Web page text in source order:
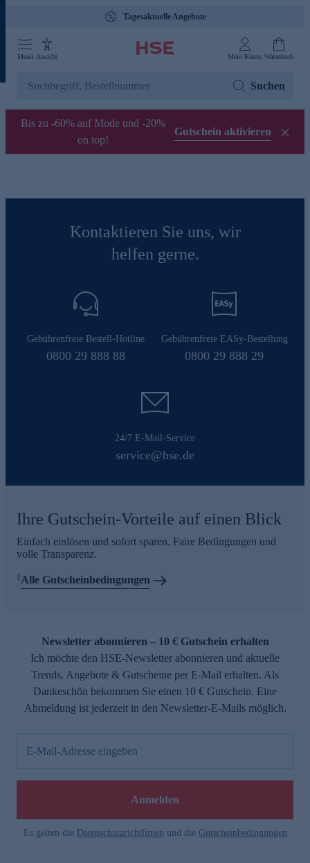
Tagesaktuelle Angebote
Menü Ansicht Mein Konto Warenkorb
Suchen
Bis zu -60% auf Mode und -20%
on top!
Gutschein aktivieren
Kontaktieren Sie uns, wir
helfen gerne.
Gebührenfreie Bestell-Hotline
0800 29 888 88
Gebührenfreie EASy-Bestellung
0800 29 888 29
24/7 E-Mail-Service
service@hse.de
Ihre Gutschein-Vorteile auf einen Blick
Einfach einlösen und sofort sparen. Faire Bedingungen und
volle Transparenz.
1Alle Gutscheinbedingungen
Newsletter abonnieren – 10 € Gutschein erhalten
Ich möchte den HSE-Newsletter abonnieren und aktuelle
Trends, Angebote & Gutscheine per E-Mail erhalten. Als
Dankeschön bekommen Sie einen 10 € Gutschein. Eine
Abmeldung ist jederzeit in den Newsletter-E-Mails möglich.
E-Mail-Adresse eingeben
Anmelden
Es gelten die Datenschutzrichtlinien und die Gutscheinbedingungen